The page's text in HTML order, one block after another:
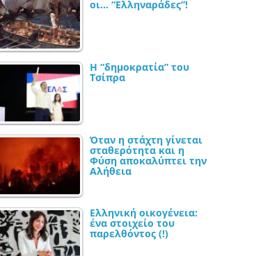
οι… “Ελληναράδες”!
Η “δημοκρατία” του
Τσίπρα
Όταν η στάχτη γίνεται
σταθερότητα και η
Φύση αποκαλύπτει την
Αλήθεια
Ελληνική οικογένεια:
ένα στοιχείο του
παρελθόντος (!)